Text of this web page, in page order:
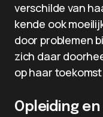
verschilde van
kende ook
door problemen
zich daar
op haar
Opleiding